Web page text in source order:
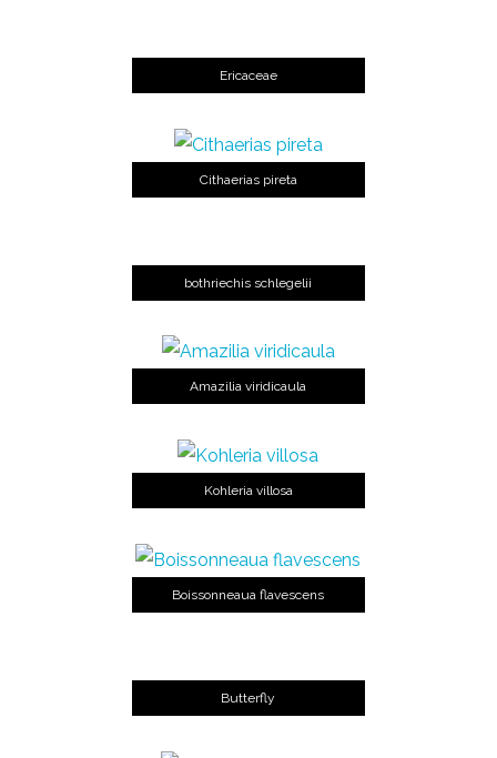
Ericaceae
Cithaerias pireta
bothriechis schlegelii
Amazilia viridicaula
Kohleria villosa
Boissonneaua flavescens
Butterfly